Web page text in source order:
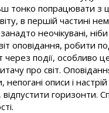
тонко попрацювати з
в першій частині
неочікувані,
оповідання,
події, особливо
про світ.
описи і
горизонти.